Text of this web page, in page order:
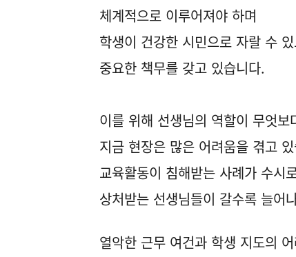
체계적으로 이루어져야 하며
학생이 건강한 시민으로 자랄 수
중요한 책무를 갖고 있습니다.
이를 위해 선생님의 역할이 무엇보
지금 현장은 많은 어려움을 겪고
교육활동이 침해받는 사례가 수시
상처받는 선생님들이 갈수록 늘어
열악한 근무 여건과 학생 지도의